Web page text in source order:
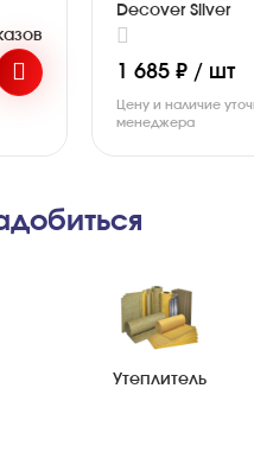
Decover Silver
1 685 ₽ / шт
Цену и наличие
менеджера
Утеплитель